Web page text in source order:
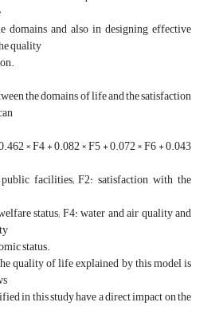
domains and also in designing effective
quality
the domains of life and the satisfaction
× F4 + 0.082 × F5 + 0.072 × F6 + 0.043
facilities; F2: satisfaction with the
status; F4: water and air quality and
status.
quality of life explained by this model is
in this study have a direct impact on the